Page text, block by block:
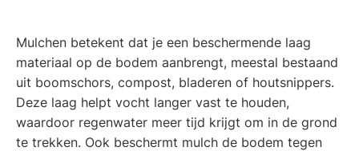
Mulchen betekent dat je een beschermende laag
materiaal op de bodem aanbrengt, meestal bestaand
uit boomschors, compost, bladeren of houtsnippers.
Deze laag helpt vocht langer vast te houden,
waardoor regenwater meer tijd krijgt om in de grond
te trekken. Ook beschermt mulch de bodem tegen